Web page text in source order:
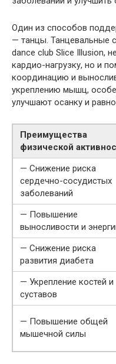
Один из способов
— танцы. Танцевальные
dance club Slice Illusion,
кардио-нагрузку, но и
координацию и
укреплению мышц,
улучшают осанку и
Преимущества
физической
— Снижение риска
сердечно-сосудистых
заболеваний
— Повышение
выносливости и
— Снижение риска
развития диабета
— Укрепление костей и
суставов
— Повышение общей
мышечной силы